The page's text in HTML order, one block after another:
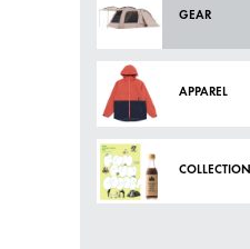
GEAR
APPAREL
COLLECTION